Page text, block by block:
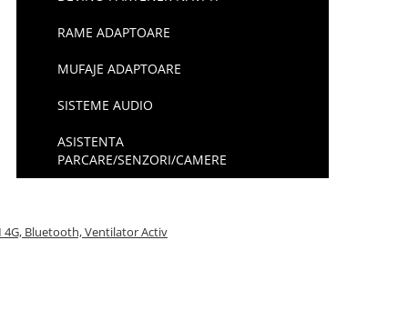
RAME ADAPTOARE
MUFAJE ADAPTOARE
SISTEME AUDIO
ASISTENTA
PARCARE/SENZORI/CAMERE
4G, Bluetooth, Ventilator Activ